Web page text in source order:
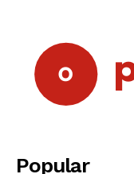
Popular